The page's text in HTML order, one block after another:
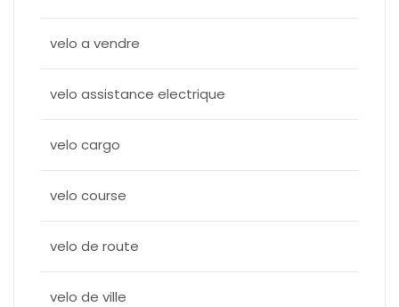
velo a vendre
velo assistance electrique
velo cargo
velo course
velo de route
velo de ville